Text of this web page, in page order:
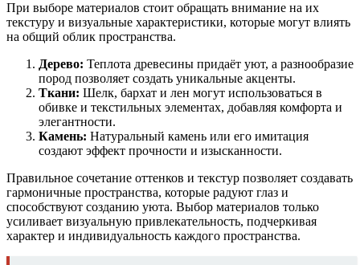
При выборе материалов стоит обращать внимание на их
текстуру и визуальные характеристики, которые могут влиять
на общий облик пространства.
Дерево: Теплота древесины придаёт уют, а разнообразие
пород позволяет создать уникальные акценты.
Ткани: Шелк, бархат и лен могут использоваться в
обивке и текстильных элементах, добавляя комфорта и
элегантности.
Камень: Натуральный камень или его имитация
создают эффект прочности и изысканности.
Правильное сочетание оттенков и текстур позволяет создавать
гармоничные пространства, которые радуют глаз и
способствуют созданию уюта. Выбор материалов только
усиливает визуальную привлекательность, подчеркивая
характер и индивидуальность каждого пространства.